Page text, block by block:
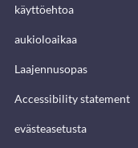
käyttöehtoa
aukioloaikaa
Laajennusopas
Accessibility statement
evästeasetusta